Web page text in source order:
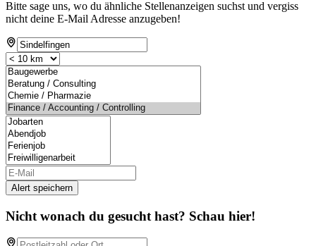
Bitte sage uns, wo du ähnliche Stellenanzeigen suchst und vergiss
nicht deine E-Mail Adresse anzugeben!
Alert speichern
Nicht wonach du gesucht hast? Schau hier!